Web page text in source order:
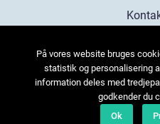
På vores website bruges
statistik og personalisering
information deles med
godkender du
Ok